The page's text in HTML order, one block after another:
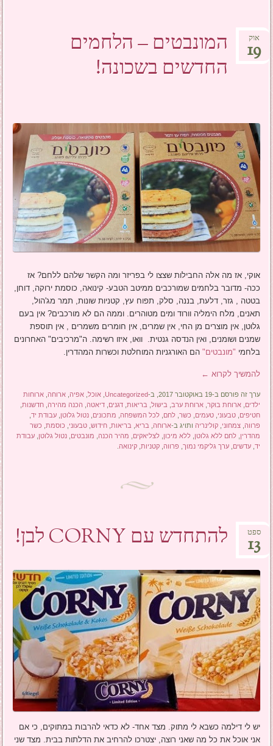
המונבטים – הלחמים
החדשים בשכונה!
אוק
19
אוקי, אז מה אלה החבילות שצצו לי בפריזר ומה הקשר שלהם ללחם? אז
ככה- מדובר בלחמים שמורכבים ממיטב הטבע- קינואה, כוסמת ירוקה, דוחן,
בטטה , גזר, דלעת, בננה, סלק, תפוח עץ, קטניות שונות, תמר מג'הול,
תאנים, מלח הימליה וורוד ומים מטוהרים. וממה הם לא מורכבים? אין בעם
גלוטן, אין מוצרים מן החי, אין שמרים, אין חומרים משמרים , אין תוספת
שמנים ושומנים, ואין הנדסה גנטית. וואו, איזו רשימה. ה"מרכיבים" האחרונים
בלחמי "מונבטים" הם האורגניות המוחלטת וכשרות המהדרין.
להמשיך לקרוא ←
ערך זה פורסם ב-19 באוקטובר 2017, ב- Uncategorized
,אוכל ,אפיה ,ארוחה ,ארוחות
ילדים ,ארוחת בוקר ,ארוחת ערב בישול בריאות ,דגנים ,דיאטה הכנה מהירה ,חדשנות
חטיפים ,טבעוני ,טעמים כשר ,לחם ,לכל המשפחה מתכונים ,נטול גלוטן ,עבודת יד
פרווה ,צמחוני ,קולינריה ותויג ב-ארוחה בריא בריאות ,חידוש ,טבעוני כוסמת כשר
מהדרין ,לחם ללא גלוטן ,ללא מיכון ,לצליאקים מהיר הכנה מונבטים ,נטול גלוטן ,עבודת
יד ,עדשים ,ערך גליקמי נמוך פרווה ,קטניות ,קינואה
להתחדש עם CORNY לבן! ספט
13
יש לי דילמה כשבא לי מתוק. מצד אחד- לא כדאי להרבות במתוקים, כי אם
אני אוכל את כל מה שאני רוצה, יצטרכו להרחיב את הדלתות בבית. מצד שני